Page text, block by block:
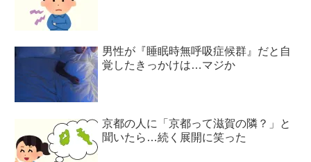
男性が『睡眠時無呼吸症候群』だと自
覚したきっかけは…マジか
京都の人に「京都って滋賀の隣？」と
聞いたら…続く展開に笑った